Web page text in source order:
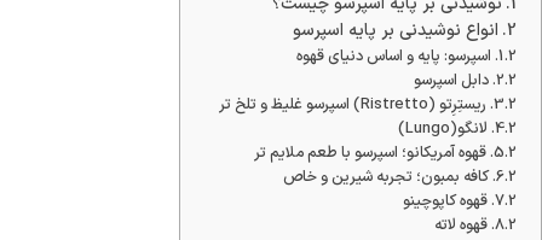
انواع نوشیدنی بر پایه اسپرسو
اسپرسو: پایه و اساس دنیای قهوه
دابل اسپرسو
ریستِرِتو (Ristretto) اسپرسو غلیظ و تلخ تر
لانگو(Lungo)
قهوه آمریکانو؛ اسپرسو با طعم ملایم تر
کافه بمبون؛ تجربه شیرین و خاص
قهوه کاپوچینو
قهوه لاته